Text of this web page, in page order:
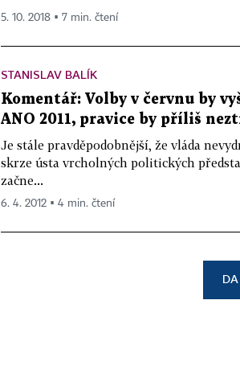
5. 10. 2018 ▪ 7 min. čtení
STANISLAV BALÍK
Komentář: Volby v červnu by
ANO 2011, pravice by příliš
Je stále pravděpodobnější, že vláda
skrze ústa vrcholných politických
začne...
6. 4. 2012 ▪ 4 min. čtení